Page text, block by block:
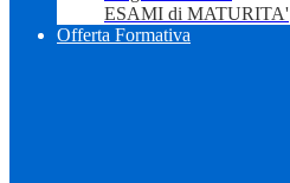
ESAMI di MATURITA'
Offerta Formativa